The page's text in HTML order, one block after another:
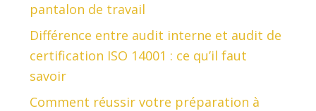
pantalon de travail
Différence entre audit interne et audit de
certification ISO 14001 : ce qu’il faut
savoir
Comment réussir votre préparation à